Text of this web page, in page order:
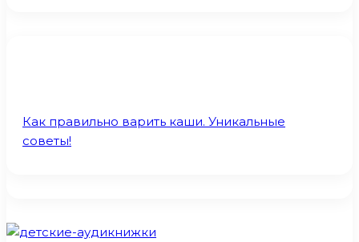
Как правильно варить каши. Уникальные
советы!